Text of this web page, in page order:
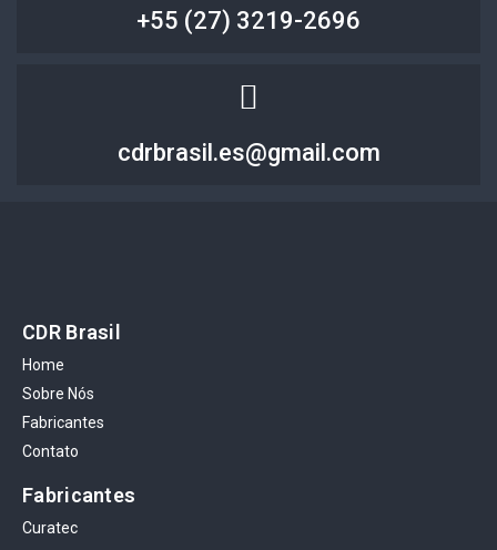
+55 (27) 3219-2696
cdrbrasil.es@gmail.com
CDR Brasil
Home
Sobre Nós
Fabricantes
Contato
Fabricantes
Curatec